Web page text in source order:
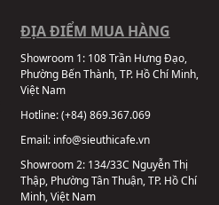
ĐỊA ĐIỂM MUA HÀNG
Showroom 1: 108 Trần Hưng Đạo,
Phường Bến Thành, TP. Hồ Chí Minh,
Việt Nam
Hotline:(+84) 869.367.069
Email: info@sieuthicafe.vn
Showroom 2: 134/33C Nguyễn Thị
Thập, Phường Tân Thuận, TP. Hồ Chí
Minh, Việt Nam